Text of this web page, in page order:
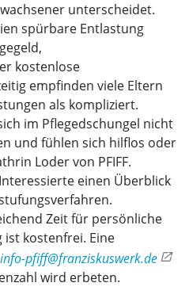
unterscheidet.
spürbare Entlastung
kostenlose
empfinden viele Eltern
als kompliziert.
im Pflegedschungel nicht
und fühlen sich hilflos oder
Loder von PFIFF.
einen Überblick
Zeit für persönliche
ist kostenfrei. Eine
info-pfiff@franziskuswerk.de
wird erbeten.